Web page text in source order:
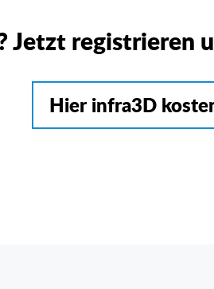
Jetzt registrieren
Hier infra3D